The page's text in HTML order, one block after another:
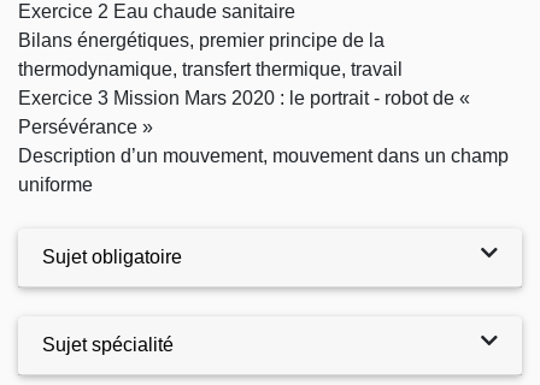
Exercice 2 Eau chaude sanitaire
Bilans énergétiques, premier principe de la
thermodynamique, transfert thermique, travail
Exercice 3 Mission Mars 2020 : le portrait - robot de «
Persévérance »
Description d’un mouvement, mouvement dans un champ
uniforme
Sujet obligatoire
Sujet spécialité